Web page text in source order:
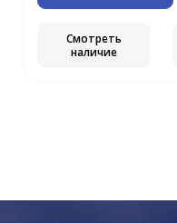
Смотреть
наличие